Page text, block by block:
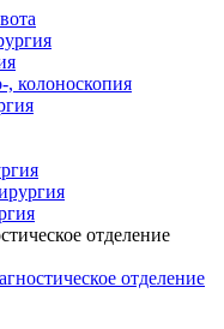
, колоноскопия
отделение
отделение